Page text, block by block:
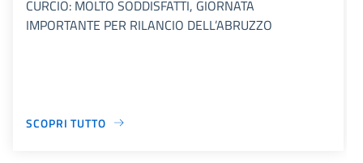
CURCIO: MOLTO SODDISFATTI, GIORNATA
IMPORTANTE PER RILANCIO DELL’ABRUZZO
SCOPRI TUTTO